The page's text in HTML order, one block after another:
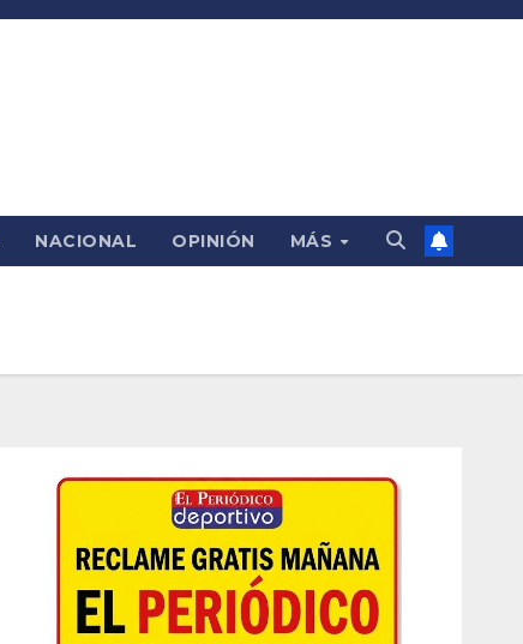
NACIONAL OPINIÓN MÁS